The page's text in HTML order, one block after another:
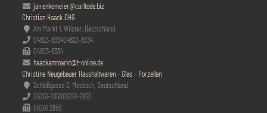
jan.enkemeier@carltode.biz
Christian Haack OHG
Am Markt 1, Wilster, Deutschland
04823-833404823-8334
04823-8334
haackammarkt@t-online.de
Christine Neugebauer Haushaltwaren - Glas - Porzellan
Schloßgasse 2, Mosbach, Deutschland
06261-285006261-2850
06261 2850